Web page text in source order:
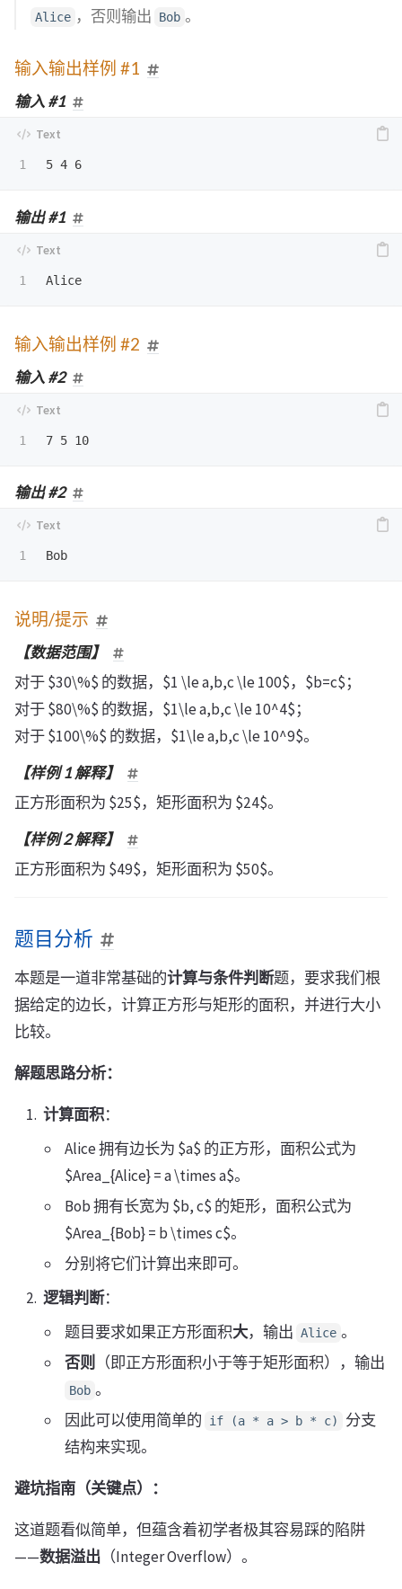
Alice ，否则输出 Bob 。
输入输出样例 #1
输入 #1
输出 #1
输入输出样例 #2
输入 #2
输出 #2
说明/提示
【数据范围】
对于 $30\%$ 的数据，$1 \le a,b,c \le 100$，$b=c$；
对于 $80\%$ 的数据，$1\le a,b,c \le 10^4$；
对于 $100\%$ 的数据，$1\le a,b,c \le 10^9$。
【样例 1 解释】
正方形面积为 $25$，矩形面积为 $24$。
【样例 2 解释】
正方形面积为 $49$，矩形面积为 $50$。
题目分析
本题是一道非常基础的计算与条件判断题，要求我们根
据给定的边长，计算正方形与矩形的面积，并进行大小
比较。
解题思路分析：
计算面积：
Alice 拥有边长为 $a$ 的正方形，面积公式为
$Area_{Alice} = a \times a$。
Bob 拥有长宽为 $b, c$ 的矩形，面积公式为
$Area_{Bob} = b \times c$。
分别将它们计算出来即可。
逻辑判断：
题目要求如果正方形面积大，输出 Alice 。
否则 （即正方形面积小于等于矩形面积），输出
Bob 。
因此可以使用简单的
if (a * a > b * c)
分支
结构来实现。
避坑指南（关键点）：
这道题看似简单，但蕴含着初学者极其容易踩的陷阱
——数据溢出 （Integer Overflow）。